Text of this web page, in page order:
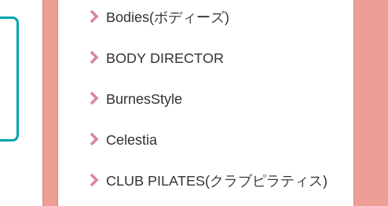
Bodies(ボディーズ)
BODY DIRECTOR
BurnesStyle
Celestia
CLUB PILATES(クラブピラティス)